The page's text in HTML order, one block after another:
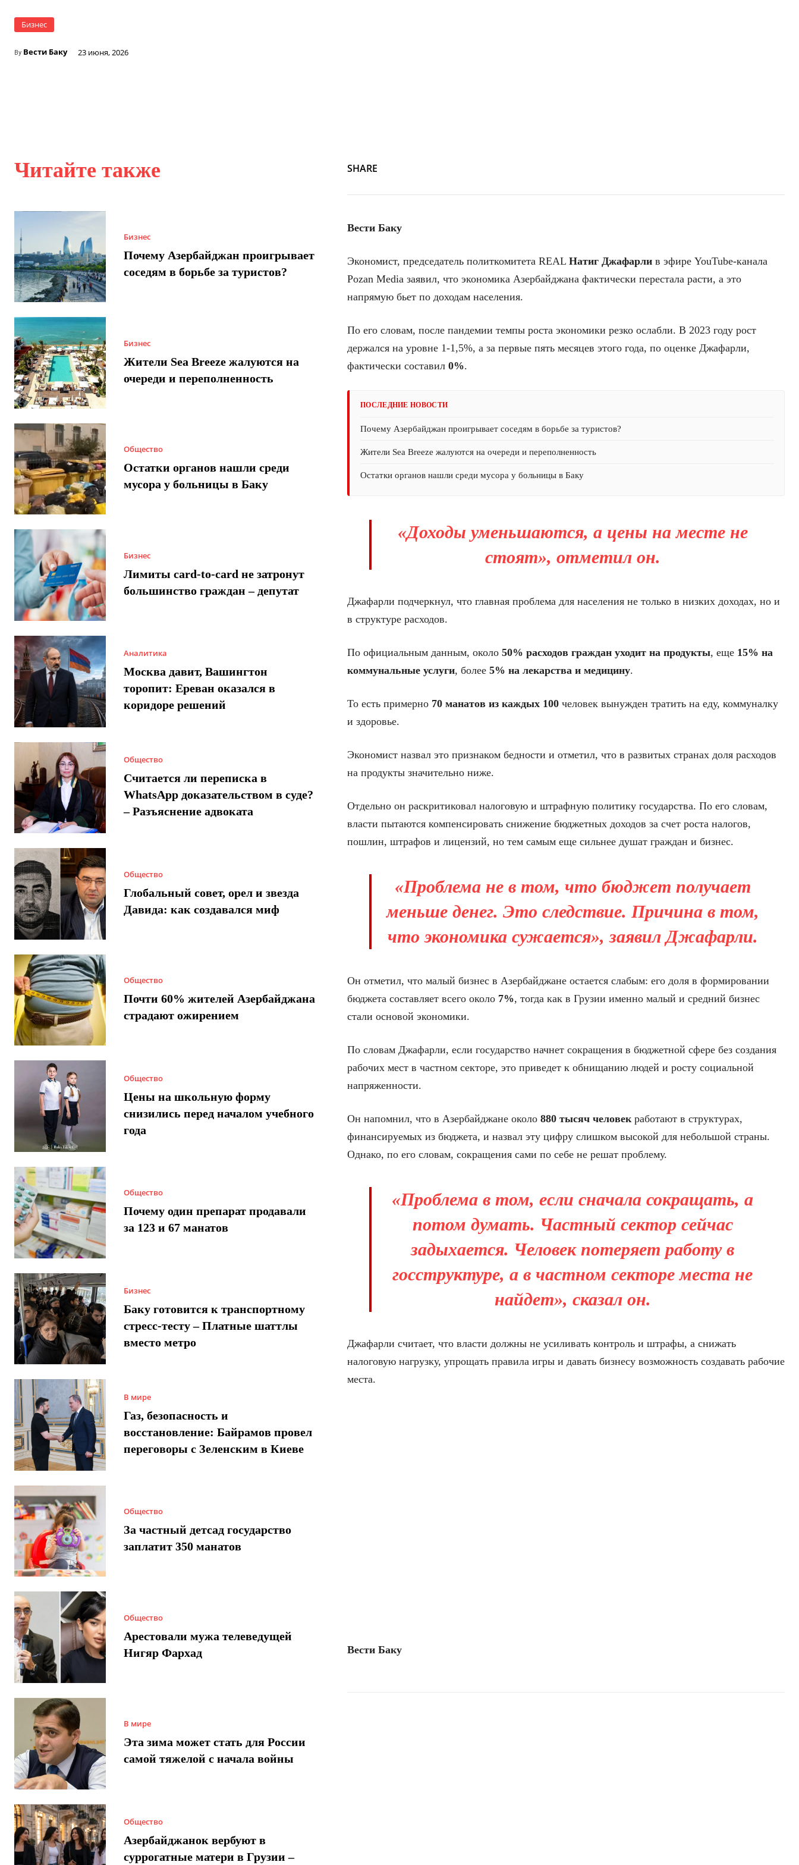
Бизнес
By Вести Баку 23 июня, 2026
Читайте также
Бизнес
Почему Азербайджан проигрывает
соседям в борьбе за туристов?
Бизнес
Жители Sea Breeze жалуются на
очереди и переполненность
Общество
Остатки органов нашли среди
мусора у больницы в Баку
Бизнес
Лимиты card-to-card не затронут
большинство граждан – депутат
Аналитика
Москва давит, Вашингтон
торопит: Ереван оказался в
коридоре решений
Общество
Считается ли переписка в
WhatsApp доказательством в суде?
– Разъяснение адвоката
Общество
Глобальный совет, орел и звезда
Давида: как создавался миф
Общество
Почти 60% жителей Азербайджана
страдают ожирением
Общество
Цены на школьную форму
снизились перед началом учебного
года
Общество
Почему один препарат продавали
за 123 и 67 манатов
Бизнес
Баку готовится к транспортному
стресс-тесту – Платные шаттлы
вместо метро
В мире
Газ, безопасность и
восстановление: Байрамов провел
переговоры с Зеленским в Киеве
Общество
За частный детсад государство
заплатит 350 манатов
Общество
Арестовали мужа телеведущей
Нигяр Фархад
В мире
Эта зима может стать для России
самой тяжелой с начала войны
Общество
Азербайджанок вербуют в
суррогатные матери в Грузии –
SHARE
Вести Баку
Экономист, председатель политкомитета REAL Натиг Джафарли в эфире YouTube-канала
Pozan Media заявил, что экономика Азербайджана фактически перестала расти, а это
напрямую бьет по доходам населения.
По его словам, после пандемии темпы роста экономики резко ослабли. В 2023 году рост
держался на уровне 1-1,5%, а за первые пять месяцев этого года, по оценке Джафарли,
фактически составил 0%.
ПОСЛЕДНИЕ НОВОСТИ
Почему Азербайджан проигрывает соседям в борьбе за туристов?
Жители Sea Breeze жалуются на очереди и переполненность
Остатки органов нашли среди мусора у больницы в Баку
«Доходы уменьшаются, а цены на месте не
стоят», отметил он.
Джафарли подчеркнул, что главная проблема для населения не только в низких доходах, но и
в структуре расходов.
По официальным данным, около 50% расходов граждан уходит на продукты, еще 15% на
коммунальные услуги, более 5% на лекарства и медицину.
То есть примерно 70 манатов из каждых 100 человек вынужден тратить на еду, коммуналку
и здоровье.
Экономист назвал это признаком бедности и отметил, что в развитых странах доля расходов
на продукты значительно ниже.
Отдельно он раскритиковал налоговую и штрафную политику государства. По его словам,
власти пытаются компенсировать снижение бюджетных доходов за счет роста налогов,
пошлин, штрафов и лицензий, но тем самым еще сильнее душат граждан и бизнес.
«Проблема не в том, что бюджет получает
меньше денег. Это следствие. Причина в том,
что экономика сужается», заявил Джафарли.
Он отметил, что малый бизнес в Азербайджане остается слабым: его доля в формировании
бюджета составляет всего около 7%, тогда как в Грузии именно малый и средний бизнес
стали основой экономики.
По словам Джафарли, если государство начнет сокращения в бюджетной сфере без создания
рабочих мест в частном секторе, это приведет к обнищанию людей и росту социальной
напряженности.
Он напомнил, что в Азербайджане около 880 тысяч человек работают в структурах,
финансируемых из бюджета, и назвал эту цифру слишком высокой для небольшой страны.
Однако, по его словам, сокращения сами по себе не решат проблему.
«Проблема в том, если сначала сокращать, а
потом думать. Частный сектор сейчас
задыхается. Человек потеряет работу в
госструктуре, а в частном секторе места не
найдет», сказал он.
Джафарли считает, что власти должны не усиливать контроль и штрафы, а снижать
налоговую нагрузку, упрощать правила игры и давать бизнесу возможность создавать рабочие
места.
Вести Баку